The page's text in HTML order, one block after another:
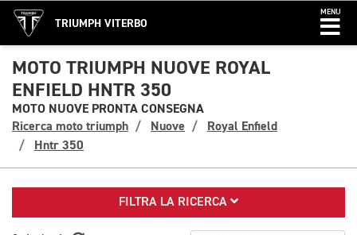
TRIUMPH VITERBO
MENU
MOTO TRIUMPH NUOVE ROYAL
ENFIELD HNTR 350
MOTO NUOVE PRONTA CONSEGNA
Ricerca moto triumph
Nuove
Royal Enfield
Hntr 350
FILTRA LA RICERCA